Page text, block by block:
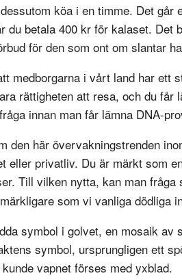
köa i en timme. Det går
du betala 400 kr för kalaset. Det
för den som ont om slantar
medborgarna i vårt land har ett
rättigheten att resa, och du får
innan man får lämna DNA-
den här övervakningstrenden
privatliv. Du är märkt som
Till vilken nytta, kan man fråga
som vi vanliga dödliga
symbol i golvet, en mosaik av
symbol, ursprungligen ett
vapnet förses med yxblad.